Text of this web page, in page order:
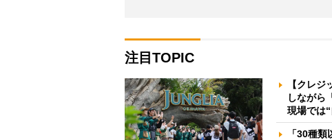
注目TOPIC
【クレ
しながら
現場では
「30種